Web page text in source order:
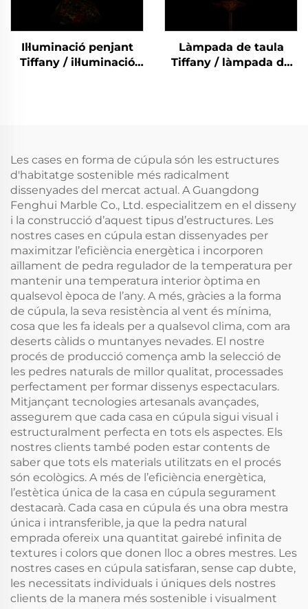
barroc per a boda i
clàssica de luxe-8
Il·luminació penjant
Tiffany / il·luminació
il·luminació moderna
de estil barroc /
Il·luminació clàssica de
luxe-10g-10
Làmpada de taula
Tiffany / làmpada de
LED clàssics per a
habitació / Làmpara
moderna de estil
barroc per a boda i
saló / Làmpara
clàssica de luxe-9
Les cases en forma de cúpula són les estructures
d'habitatge sostenible més radicalment
dissenyades del mercat actual. A Guangdong
Fenghui Marble Co., Ltd. especialitzem en el disseny
i la construcció d’aquest tipus d’estructures. Les
nostres cases en cúpula estan dissenyades per
maximitzar l’eficiència energètica i incorporen
aïllament de pedra regulador de la temperatura per
mantenir una temperatura interior òptima en
qualsevol època de l’any. A més, gràcies a la forma
de cúpula, la seva resistència al vent és mínima,
cosa que les fa ideals per a qualsevol clima, com ara
deserts càlids o muntanyes nevades. El nostre
procés de producció comença amb la selecció de
les pedres naturals de millor qualitat, processades
perfectament per formar dissenys espectaculars.
Mitjançant tecnologies artesanals avançades,
assegurem que cada casa en cúpula sigui visual i
estructuralment perfecta en tots els aspectes. Els
nostres clients també poden estar contents de
saber que tots els materials utilitzats en el procés
són ecològics. A més de l’eficiència energètica,
l’estètica única de la casa en cúpula segurament
destacarà. Cada casa en cúpula és una obra mestra
única i intransferible, ja que la pedra natural
emprada ofereix una quantitat gairebé infinita de
textures i colors que donen lloc a obres mestres. Les
nostres cases en cúpula satisfaran, sense cap dubte,
les necessitats individuals i úniques dels nostres
clients de la manera més sostenible i visualment